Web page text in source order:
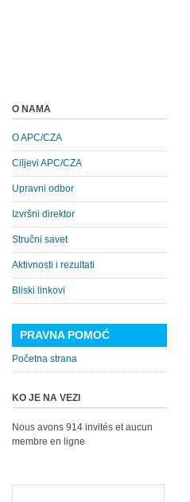
O NAMA
O APC/CZA
Ciljevi APC/CZA
Upravni odbor
Izvršni direktor
Stručni savet
Aktivnosti i rezultati
Bliski linkovi
PRAVNA POMOĆ
Početna strana
KO JE NA VEZI
Nous avons 914 invités et aucun
membre en ligne